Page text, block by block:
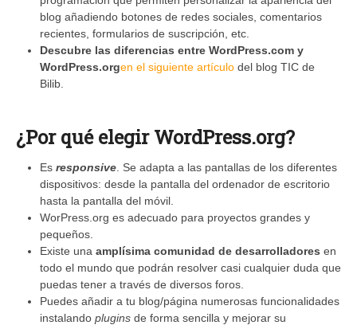
blog añadiendo botones de redes sociales, comentarios
recientes, formularios de suscripción, etc.
Descubre las diferencias entre WordPress.com y
WordPress.orgen el siguiente artículo del blog TIC de
Bilib.
¿Por qué elegir WordPress.org?
Es responsive . Se adapta a las pantallas de los diferentes
dispositivos: desde la pantalla del ordenador de escritorio
hasta la pantalla del móvil.
WorPress.org es adecuado para proyectos grandes y
pequeños.
Existe una amplísima comunidad de desarrolladores en
todo el mundo que podrán resolver casi cualquier duda que
puedas tener a través de diversos foros.
Puedes añadir a tu blog/página numerosas funcionalidades
instalando plugins de forma sencilla y mejorar su